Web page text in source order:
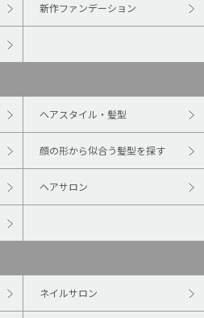
新作ファンデーション
ヘアスタイル・髪型
顔の形から似合う髪型を探す
ヘアサロン
ネイルサロン